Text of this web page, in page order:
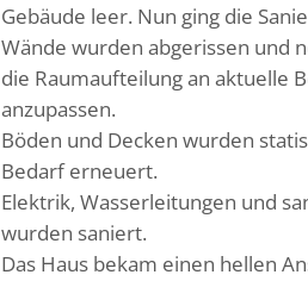
Gebäude leer. Nun ging die
Wände wurden abgerissen und
die Raumaufteilung an aktuelle
anzupassen.
Böden und Decken wurden
Bedarf erneuert.
Elektrik, Wasserleitungen und
wurden saniert.
Das Haus bekam einen hellen